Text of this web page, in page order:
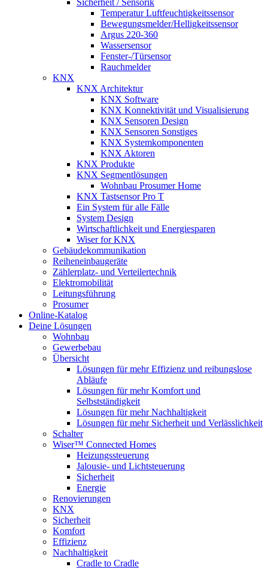
Temperatur Luftfeuchtigkeitssensor
Bewegungsmelder/Helligkeitssensor
Argus 220-360
Wassersensor
Fenster-/Türsensor
Rauchmelder
KNX
KNX Architektur
KNX Software
KNX Konnektivität und Visualisierung
KNX Sensoren Design
KNX Sensoren Sonstiges
KNX Systemkomponenten
KNX Aktoren
KNX Produkte
KNX Segmentlösungen
Wohnbau Prosumer Home
KNX Tastsensor Pro T
Ein System für alle Fälle
System Design
Wirtschaftlichkeit und Energiesparen
Wiser for KNX
Gebäudekommunikation
Reiheneinbaugeräte
Zählerplatz- und Verteilertechnik
Elektromobilität
Leitungsführung
Prosumer
Online-Katalog
Deine Lösungen
Wohnbau
Gewerbebau
Übersicht
Lösungen für mehr Effizienz und reibungslose
Abläufe
Lösungen für mehr Komfort und
Selbstständigkeit
Lösungen für mehr Nachhaltigkeit
Lösungen für mehr Sicherheit und Verlässlichkeit
Schalter
Wiser™ Connected Homes
Heizungssteuerung
Jalousie- und Lichtsteuerung
Sicherheit
Energie
Renovierungen
KNX
Sicherheit
Komfort
Effizienz
Nachhaltigkeit
Cradle to Cradle